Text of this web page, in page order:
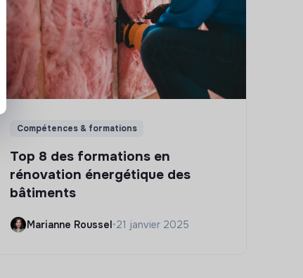
Compétences & formations
Top 8 des formations en
rénovation énergétique des
bâtiments
Marianne Roussel•21 janvier 2025